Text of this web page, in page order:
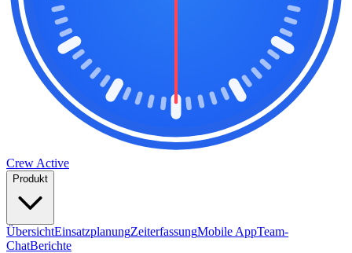
Crew Active
Produkt
ÜbersichtEinsatzplanungZeiterfassungMobile AppTeam-
ChatBerichte